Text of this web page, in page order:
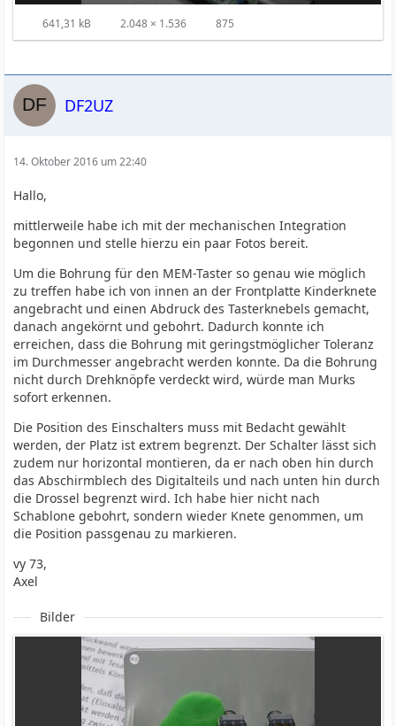
641,31 kB 2.048 × 1.536 875
DF2UZ
14. Oktober 2016 um 22:40
Hallo,
mittlerweile habe ich mit der mechanischen Integration
begonnen und stelle hierzu ein paar Fotos bereit.
Um die Bohrung für den MEM-Taster so genau wie möglich
zu treffen habe ich von innen an der Frontplatte Kinderknete
angebracht und einen Abdruck des Tasterknebels gemacht,
danach angekörnt und gebohrt. Dadurch konnte ich
erreichen, dass die Bohrung mit geringstmöglicher Toleranz
im Durchmesser angebracht werden konnte. Da die Bohrung
nicht durch Drehknöpfe verdeckt wird, würde man Murks
sofort erkennen.
Die Position des Einschalters muss mit Bedacht gewählt
werden, der Platz ist extrem begrenzt. Der Schalter lässt sich
zudem nur horizontal montieren, da er nach oben hin durch
das Abschirmblech des Digitalteils und nach unten hin durch
die Drossel begrenzt wird. Ich habe hier nicht nach
Schablone gebohrt, sondern wieder Knete genommen, um
die Position passgenau zu markieren.
vy 73,
Axel
Bilder